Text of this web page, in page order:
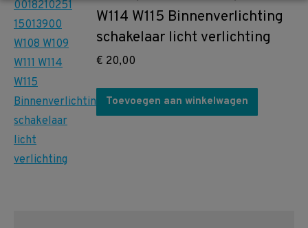
W114 W115 Binnenverlichting
schakelaar licht verlichting
€ 20,00
Toevoegen aan winkelwagen